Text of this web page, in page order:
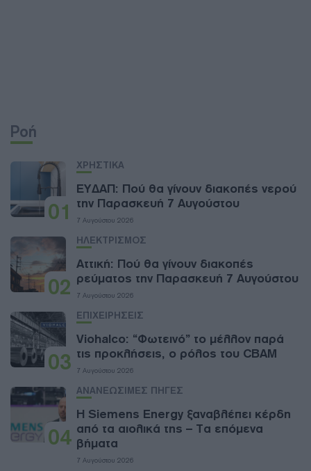
Ροή
01
ΧΡΗΣΤΙΚΑ
ΕΥΔΑΠ: Πού θα γίνουν διακοπές νερού
την Παρασκευή 7 Αυγούστου
7 Αυγούστου 2026
02
ΗΛΕΚΤΡΙΣΜΟΣ
Αττική: Πού θα γίνουν διακοπές
ρεύματος την Παρασκευή 7 Αυγούστου
7 Αυγούστου 2026
03
ΕΠΙΧΕΙΡΗΣΕΙΣ
Viohalco: “Φωτεινό” το μέλλον παρά
τις προκλήσεις, ο ρόλος του CBAM
7 Αυγούστου 2026
04
ΑΝΑΝΕΩΣΙΜΕΣ ΠΗΓΕΣ
Η Siemens Energy ξαναβλέπει κέρδη
από τα αιολικά της – Τα επόμενα
βήματα
7 Αυγούστου 2026